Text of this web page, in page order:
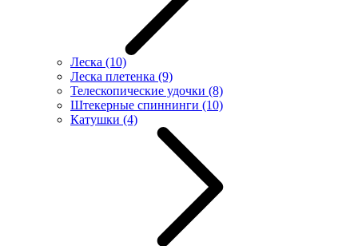
Леска (10)
Леска плетенка (9)
Телескопические удочки (8)
Штекерные спиннинги (10)
Катушки (4)